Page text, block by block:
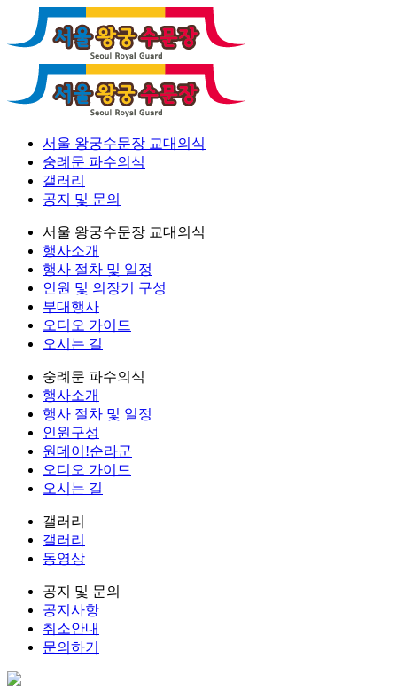
서울 왕궁수문장 교대의식
숭례문 파수의식
갤러리
공지 및 문의
서울 왕궁수문장 교대의식
행사소개
행사 절차 및 일정
인원 및 의장기 구성
부대행사
오디오 가이드
오시는 길
숭례문 파수의식
행사소개
행사 절차 및 일정
인원구성
원데이!순라군
오디오 가이드
오시는 길
갤러리
갤러리
동영상
공지 및 문의
공지사항
취소안내
문의하기